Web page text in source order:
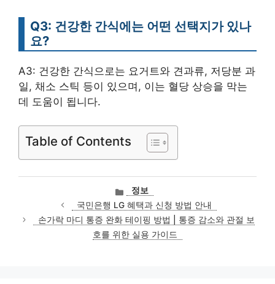
Q3: 건강한 간식에는 어떤 선택지가 있나
요?
A3: 건강한 간식으로는 요거트와 견과류, 저당분 과
일, 채소 스틱 등이 있으며, 이는 혈당 상승을 막는
데 도움이 됩니다.
Table of Contents
카
테
고
리
정보
국민은행 LG 혜택과 신청 방법 안내
손가락 마디 통증 완화 테이핑 방법 | 통증 감소와 관절 보
호를 위한 실용 가이드